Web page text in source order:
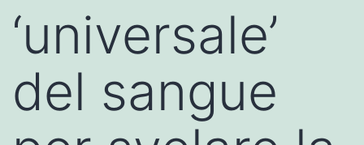
‘universale’
del sangue